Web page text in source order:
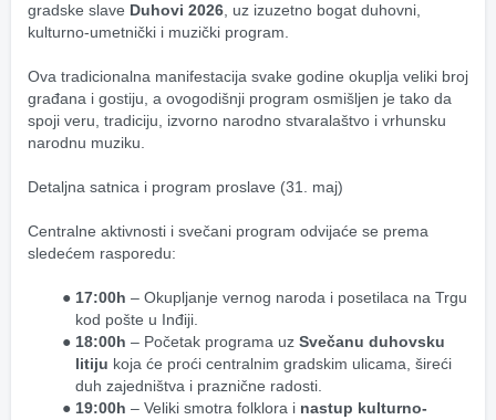
gradske slave Duhovi 2026 , uz izuzetno bogat duhovni,
kulturno-umetnički i muzički program.
Ova tradicionalna manifestacija svake godine okuplja veliki broj
građana i gostiju, a ovogodišnji program osmišljen je tako da
spoji veru, tradiciju, izvorno narodno stvaralaštvo i vrhunsku
narodnu muziku.
Detaljna satnica i program proslave (31. maj)
Centralne aktivnosti i svečani program odvijaće se prema
sledećem rasporedu:
17:00h – Okupljanje vernog naroda i posetilaca na Trgu
kod pošte u Inđiji.
18:00h – Početak programa uz Svečanu duhovsku
litiju koja će proći centralnim gradskim ulicama, šireći
duh zajedništva i praznične radosti.
19:00h – Veliki smotra folklora i nastup kulturno-